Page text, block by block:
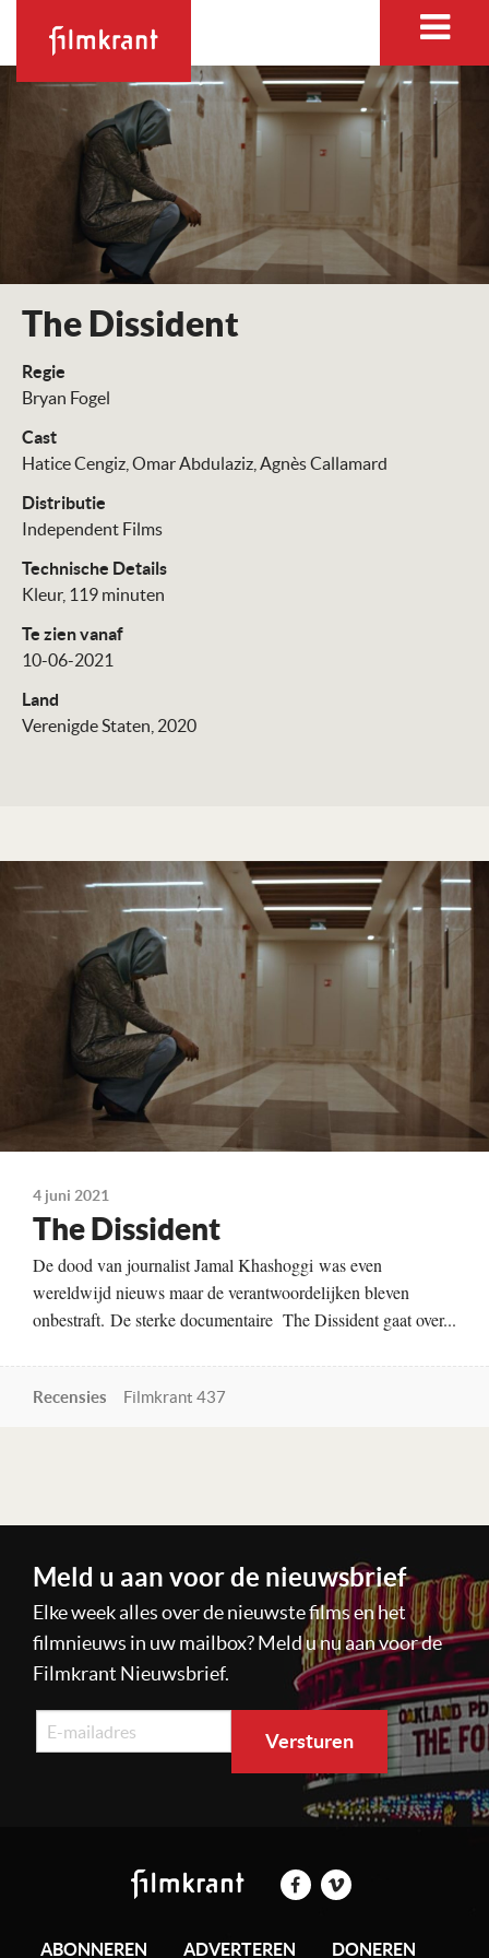
The Dissident
Regie
Bryan Fogel
Cast
Hatice Cengiz Omar Abdulaziz Agnès Callamard
Distributie
Independent Films
Technische Details
Kleur, 119 minuten
Te zien vanaf
10-06-2021
Land
Verenigde Staten, 2020
4 juni 2021
The Dissident
De dood van journalist Jamal Khashoggi was even
wereldwijd nieuws maar de verantwoordelijken bleven
onbestraft. De sterke documentaire The Dissident gaat over...
Recensies Filmkrant 437
Meld u aan voor de nieuwsbrief
Elke week alles over de nieuwste films en het
filmnieuws in uw mailbox? Meld u nu aan voor de
Filmkrant Nieuwsbrief.
ABONNEREN ADVERTEREN DONEREN